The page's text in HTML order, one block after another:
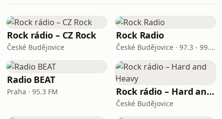
Rock rádio – CZ Rock
České Budějovice
Rock Radio
České Budějovice · 97.3 - 99.7 FM
Radio BEAT
Praha · 95.3 FM Rock rádio – Hard and Heavy
České Budějovice